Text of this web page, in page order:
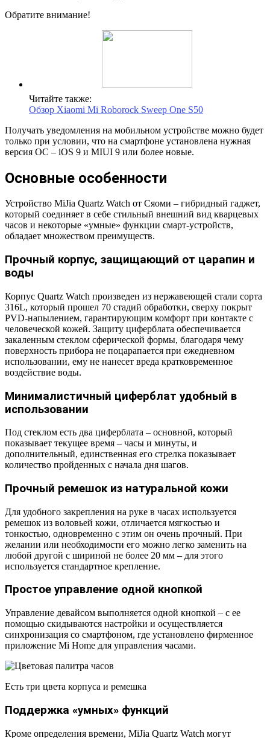
Обратите внимание!
Читайте также:
Обзор Xiaomi Mi Roborock Sweep One S50
Получать уведомления на мобильном устройстве можно будет
только при условии, что на смартфоне установлена нужная
версия ОС – iOS 9 и MIUI 9 или более новые.
Основные особенности
Устройство MiJia Quartz Watch от Сяоми – гибридный гаджет,
который соединяет в себе стильный внешний вид кварцевых
часов и некоторые «умные» функции смарт-устройств,
обладает множеством преимуществ.
Прочный корпус, защищающий от царапин и
воды
Корпус Quartz Watch произведен из нержавеющей стали сорта
316L, который прошел 70 стадий обработки, сверху покрыт
PVD-напылением, гарантирующим комфорт при контакте с
человеческой кожей. Защиту циферблата обеспечивается
закаленным стеклом сферической формы, благодаря чему
поверхность прибора не поцарапается при ежедневном
использовании, ему не нанесет вреда кратковременное
воздействие воды.
Минималистичный циферблат удобный в
использовании
Под стеклом есть два циферблата – основной, который
показывает текущее время – часы и минуты, и
дополнительный, единственная его стрелка показывает
количество пройденных с начала дня шагов.
Прочный ремешок из натуральной кожи
Для удобного закрепления на руке в часах используется
ремешок из воловьей кожи, отличается мягкостью и
тонкостью, одновременно с этим он очень прочный. При
желании или необходимости его можно легко заменить на
любой другой с шириной не более 20 мм – для этого
используется стандартное крепление.
Простое управление одной кнопкой
Управление девайсом выполняется одной кнопкой – с ее
помощью скидываются настройки и осуществляется
синхронизация со смартфоном, где установлено фирменное
приложение Mi Home для управления часами.
Есть три цвета корпуса и ремешка
Поддержка «умных» функций
Кроме определения времени, MiJia Quartz Watch могут